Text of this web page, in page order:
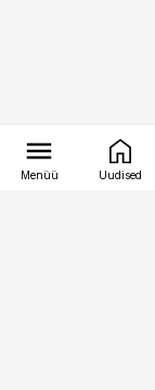
Menüü Uudised